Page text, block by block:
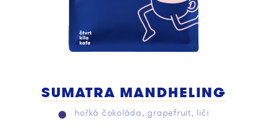
SUMATRA MANDHELING
hořká čokoláda, grapefruit, liči